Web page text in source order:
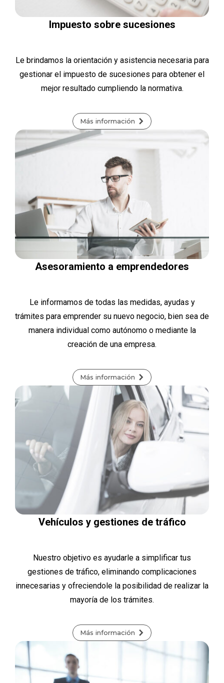
Impuesto sobre sucesiones
Le brindamos la orientación y asistencia necesaria para
gestionar el impuesto de sucesiones para obtener el
mejor resultado cumpliendo la normativa.
Más información
Asesoramiento a emprendedores
Le informamos de todas las medidas, ayudas y
trámites para emprender su nuevo negocio, bien sea de
manera individual como autónomo o mediante la
creación de una empresa.
Más información
Vehículos y gestiones de tráfico
Nuestro objetivo es ayudarle a simplificar tus
gestiones de tráfico, eliminando complicaciones
innecesarias y ofreciendole la posibilidad de realizar la
mayoría de los trámites.
Más información